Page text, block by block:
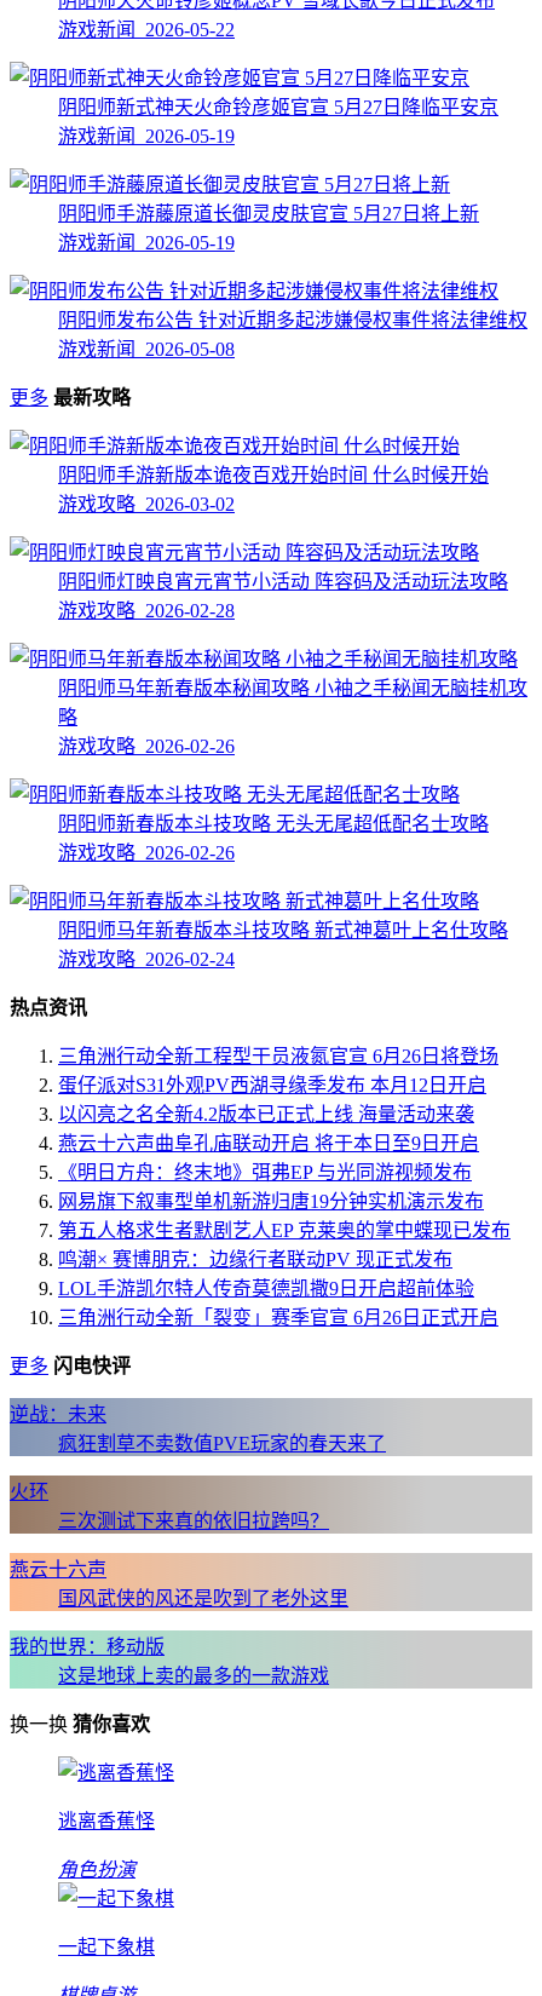
游戏新闻 2026-05-22
阴阳师新式神天火命铃彦姬官宣 5月27日降临平安京
游戏新闻 2026-05-19
阴阳师手游藤原道长御灵皮肤官宣 5月27日将上新
游戏新闻 2026-05-19
阴阳师发布公告 针对近期多起涉嫌侵权事件将法律维权
游戏新闻 2026-05-08
更多 最新攻略
阴阳师手游新版本诡夜百戏开始时间 什么时候开始
游戏攻略 2026-03-02
阴阳师灯映良宵元宵节小活动 阵容码及活动玩法攻略
游戏攻略 2026-02-28
阴阳师马年新春版本秘闻攻略 小袖之手秘闻无脑挂机攻
略
游戏攻略 2026-02-26
阴阳师新春版本斗技攻略 无头无尾超低配名士攻略
游戏攻略 2026-02-26
阴阳师马年新春版本斗技攻略 新式神葛叶上名仕攻略
游戏攻略 2026-02-24
热点资讯
三角洲行动全新工程型干员液氮官宣 6月26日将登场
蛋仔派对S31外观PV西湖寻缘季发布 本月12日开启
以闪亮之名全新4.2版本已正式上线 海量活动来袭
燕云十六声曲阜孔庙联动开启 将于本日至9日开启
《明日方舟：终末地》弭弗EP 与光同游视频发布
网易旗下叙事型单机新游归唐19分钟实机演示发布
第五人格求生者默剧艺人EP 克莱奥的掌中蝶现已发布
鸣潮× 赛博朋克：边缘行者联动PV 现正式发布
LOL手游凯尔特人传奇莫德凯撒9日开启超前体验
三角洲行动全新「裂变」赛季官宣 6月26日正式开启
更多 闪电快评
逆战：未来
疯狂割草不卖数值PVE玩家的春天来了
火环
三次测试下来真的依旧拉跨吗？
燕云十六声
国风武侠的风还是吹到了老外这里
我的世界：移动版
这是地球上卖的最多的一款游戏
换一换 猜你喜欢
逃离香蕉怪
角色扮演
一起下象棋